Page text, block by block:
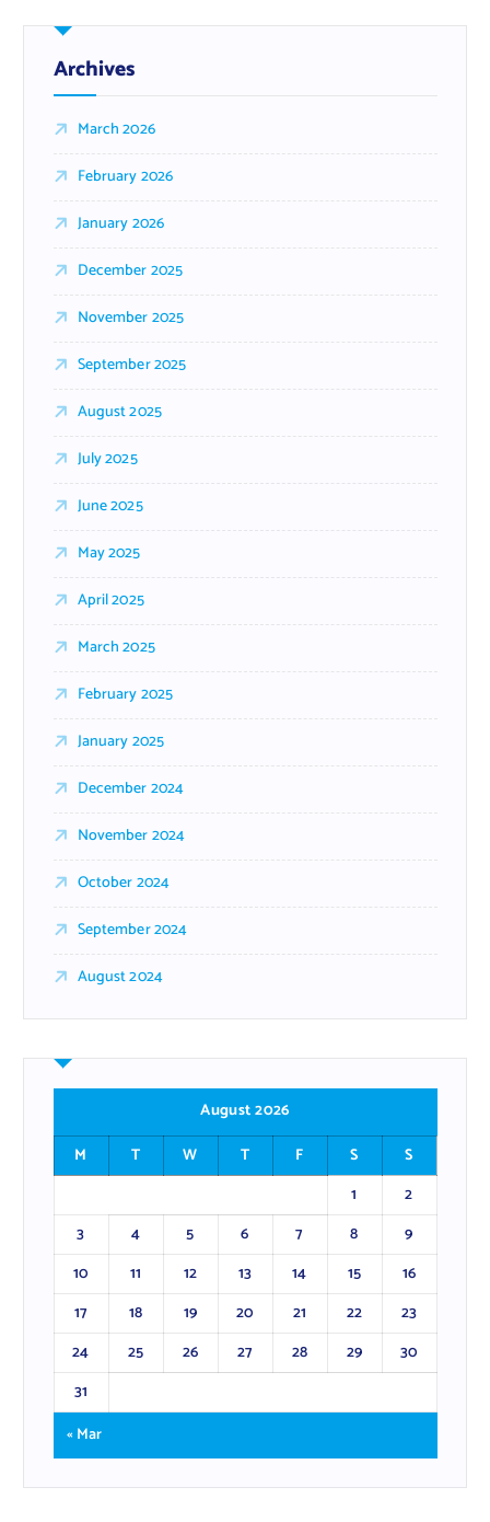
Archives
March 2026
February 2026
January 2026
December 2025
November 2025
September 2025
August 2025
July 2025
June 2025
May 2025
April 2025
March 2025
February 2025
January 2025
December 2024
November 2024
October 2024
September 2024
August 2024
August 2026
M
T W T F S
S
1
2
3
4 5 6 7 8
9
10
11 12 13 14 15
16
17
18 19 20 21 22
23
24
25 26 27 28 29
30
31
« Mar